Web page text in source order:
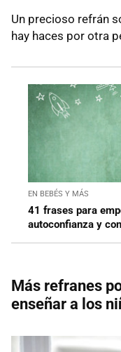
Un precioso refrán
hay haces por otra
EN BEBÉS Y MÁS
41 frases para
autoconfianza y
Más refranes
enseñar a los